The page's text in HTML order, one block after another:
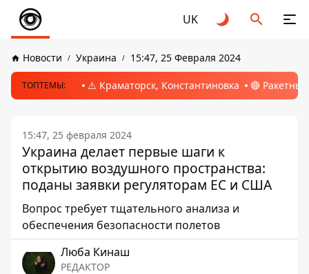
UK
Новости Украина 15:47, 25 Февраля 2024
ТОПТЕМЫ: ⚠️ Краматорск, Константиновка 🔴
15:47, 25 февраля 2024
Украина делает первые шаги к
открытию воздушного пространства:
поданы заявки регуляторам ЕС и США
Вопрос требует тщательного анализа и
обеспечения безопасности полетов
Люба Кинаш
РЕДАКТОР